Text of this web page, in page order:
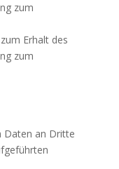
zum
Erhalt des
zum
Daten an Dritte